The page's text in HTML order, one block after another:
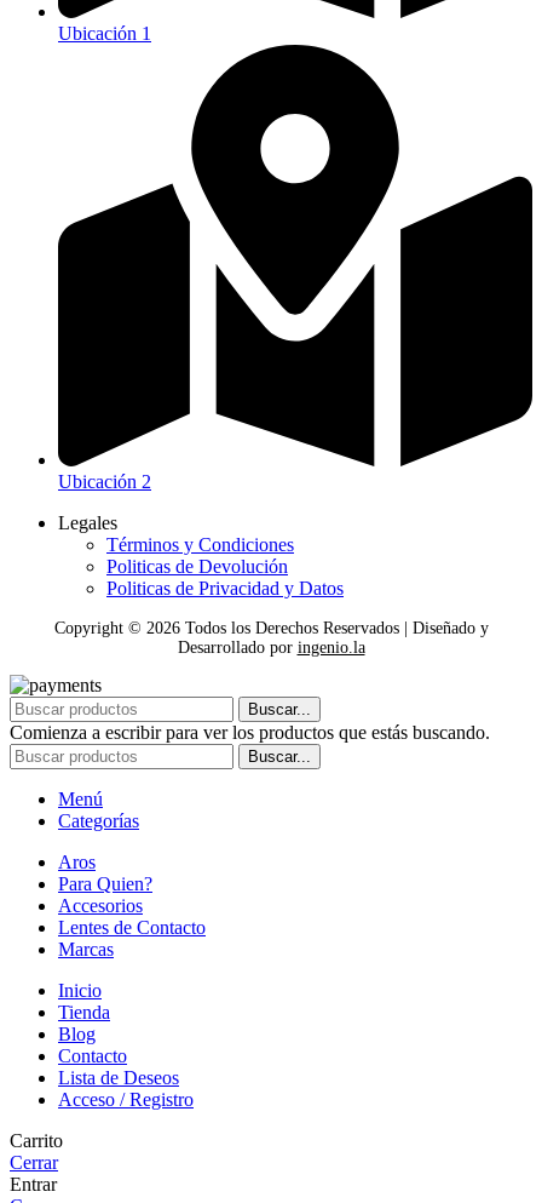
Ubicación 1
Ubicación 2
Legales
Términos y Condiciones
Politicas de Devolución
Politicas de Privacidad y Datos
Copyright © 2026Todos los Derechos Reservados | Diseñado y
Desarrollado por ingenio.la
Buscar...
Comienza a escribir para ver los productos que estás buscando.
Buscar...
Menú
Categorías
Aros
Para Quien?
Accesorios
Lentes de Contacto
Marcas
Inicio
Tienda
Blog
Contacto
Lista de Deseos
Acceso / Registro
Carrito
Cerrar
Entrar